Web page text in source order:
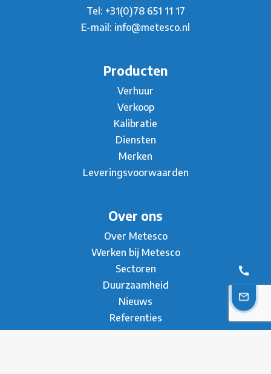
Tel: +31(0)78 651 11 17
E-mail: info@metesco.nl
Producten
Verhuur
Verkoop
Kalibratie
Diensten
Merken
Leveringsvoorwaarden
Over ons
Over Metesco
Werken bij Metesco
Sectoren
Duurzaamheid
Nieuws
Referenties